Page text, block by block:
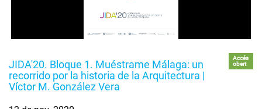
JIDA'20. Bloque 1. Muéstrame Málaga: un
recorrido por la historia de la Arquitectura |
Víctor M. González Vera
Accés
obert